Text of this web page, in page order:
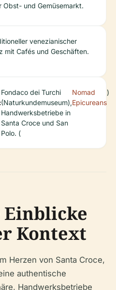
Obst- und Gemüsemarkt.
venezianischer
mit Cafés und Geschäften.
Fondaco dei Turchi
(Naturkundemuseum),
Handwerksbetriebe in
Santa Croce und San
Polo. (
Nomad
Epicureans
)
Kontext
Herzen von Santa Croce,
authentische
Handwerksbetriebe